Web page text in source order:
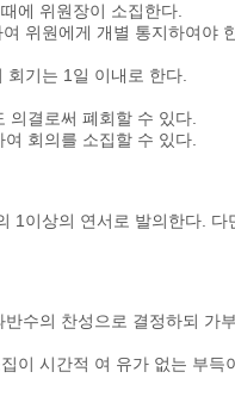
에 위원장이 소집한다.
위원에게 개별 통지하여야
기는 1일 이내로 한다.
결로써 폐회할 수 있다.
회의를 소집할 수 있다.
1이상의 연서로 발의한다. 다
수의 찬성으로 결정하되 가
이 시간적 여 유가 없는 부득